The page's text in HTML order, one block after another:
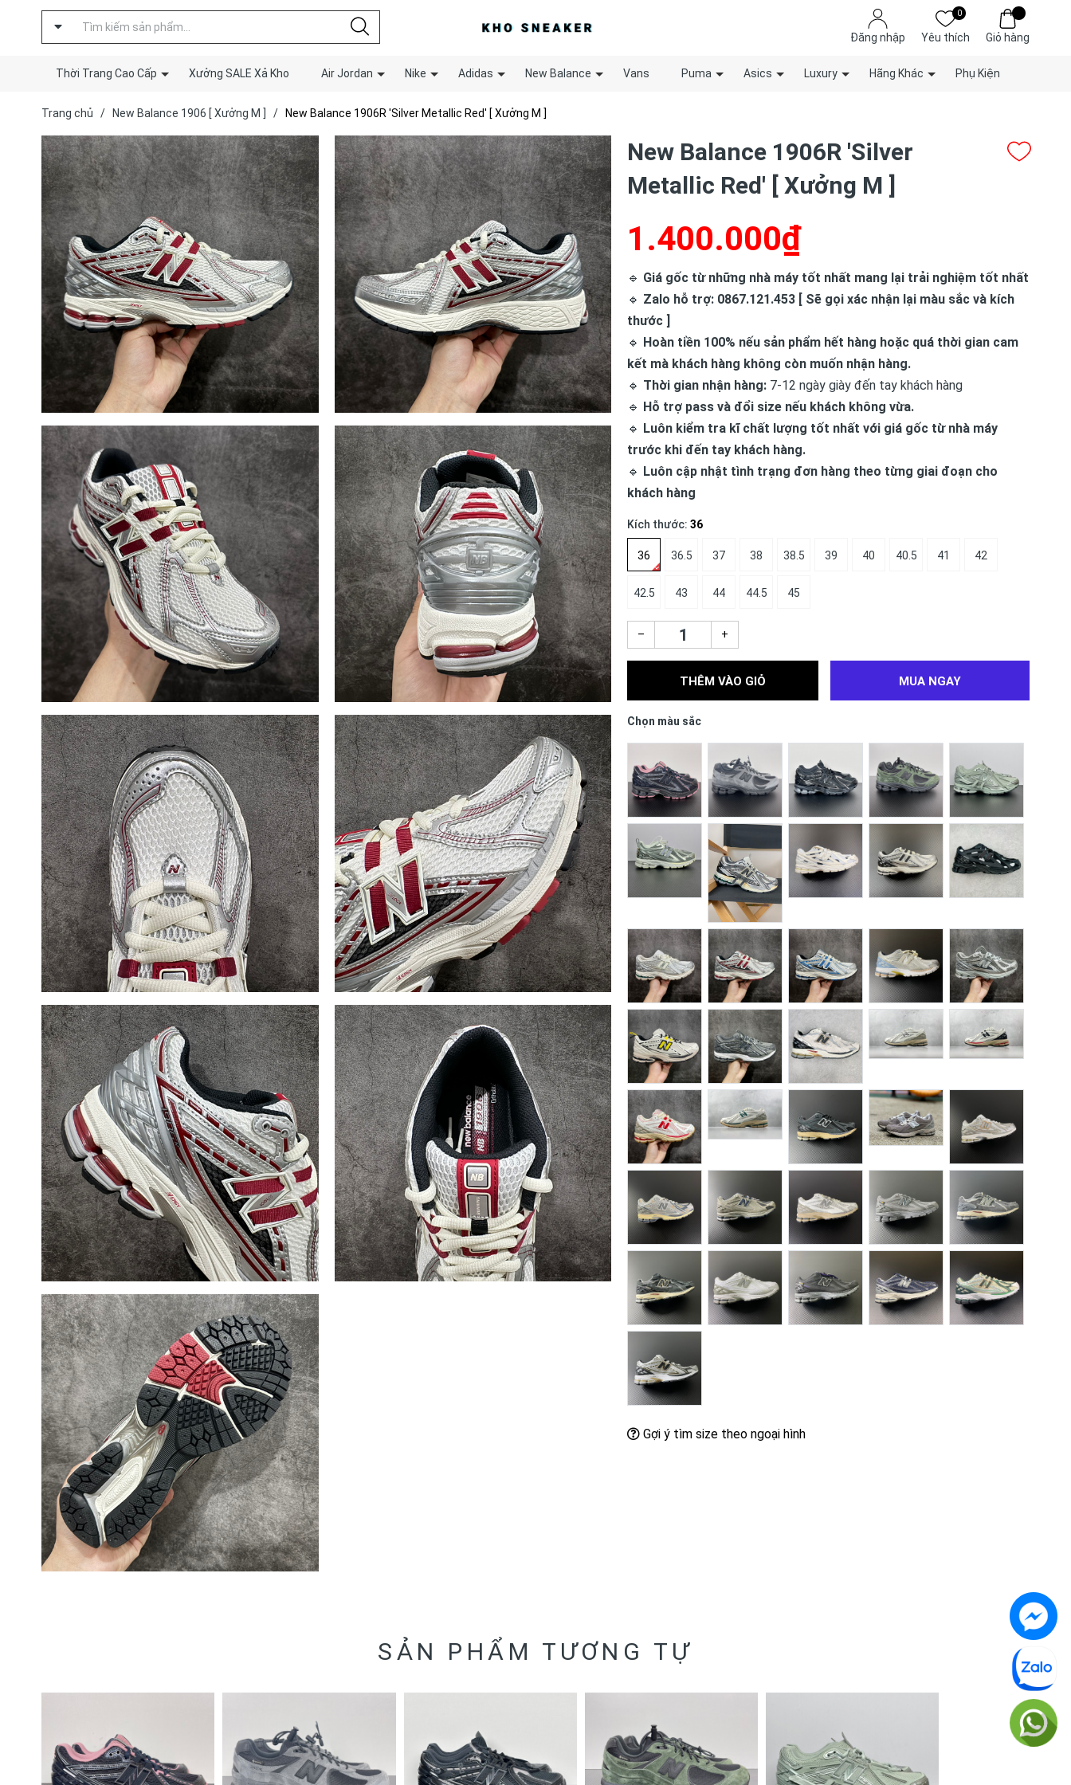
Đăng nhập
0
Yêu thích Giỏ hàng
Thời Trang Cao Cấp Xưởng SALE Xả Kho Air Jordan Nike Adidas New Balance Vans Puma Asics Luxury Hãng Khác Phụ Kiện
Trang chủ / New Balance 1906 [ Xưởng M ] / New Balance 1906R 'Silver Metallic Red' [ Xưởng M ]
New Balance 1906R 'Silver
Metallic Red' [ Xưởng M ]
1.400.000₫
🔹 Giá gốc từ những nhà máy tốt nhất mang lại trải nghiệm tốt nhất
🔹 Zalo hỗ trợ: 0867.121.453 [ Sẽ gọi xác nhận lại màu sắc và kích
thước ]
🔹 Hoàn tiền 100% nếu sản phẩm hết hàng hoặc quá thời gian cam
kết mà khách hàng không còn muốn nhận hàng.
🔹 Thời gian nhận hàng: 7-12 ngày giày đến tay khách hàng
🔹 Hỗ trợ pass và đổi size nếu khách không vừa.
🔹 Luôn kiểm tra kĩ chất lượng tốt nhất với giá gốc từ nhà máy
trước khi đến tay khách hàng.
🔹 Luôn cập nhật tình trạng đơn hàng theo từng giai đoạn cho
khách hàng
Kích thước: 36
36 36.5 37 38 38.5 39 40 40.5 41 42
42.5 43 44 44.5 45
– +
THÊM VÀO GIỎ MUA NGAY
Chọn màu sắc
Gợi ý tìm size theo ngoại hình
SẢN PHẨM TƯƠNG TỰ